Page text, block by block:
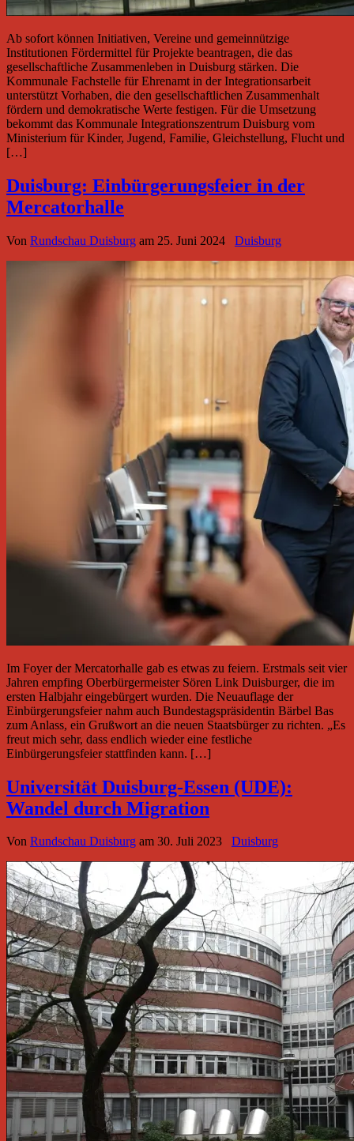
Ab sofort können Initiativen, Vereine und gemeinnützige
Institutionen Fördermittel für Projekte beantragen, die das
gesellschaftliche Zusammenleben in Duisburg stärken. Die
Kommunale Fachstelle für Ehrenamt in der Integrationsarbeit
unterstützt Vorhaben, die den gesellschaftlichen Zusammenhalt
fördern und demokratische Werte festigen. Für die Umsetzung
bekommt das Kommunale Integrationszentrum Duisburg vom
Ministerium für Kinder, Jugend, Familie, Gleichstellung, Flucht und
[…]
Duisburg: Einbürgerungsfeier in der
Mercatorhalle
Von Rundschau Duisburg am 25. Juni 2024 Duisburg
Im Foyer der Mercatorhalle gab es etwas zu feiern. Erstmals seit vier
Jahren empfing Oberbürgermeister Sören Link Duisburger, die im
ersten Halbjahr eingebürgert wurden. Die Neuauflage der
Einbürgerungsfeier nahm auch Bundestagspräsidentin Bärbel Bas
zum Anlass, ein Grußwort an die neuen Staatsbürger zu richten. „Es
freut mich sehr, dass endlich wieder eine festliche
Einbürgerungsfeier stattfinden kann. […]
Universität Duisburg-Essen (UDE):
Wandel durch Migration
Von Rundschau Duisburg am 30. Juli 2023 Duisburg